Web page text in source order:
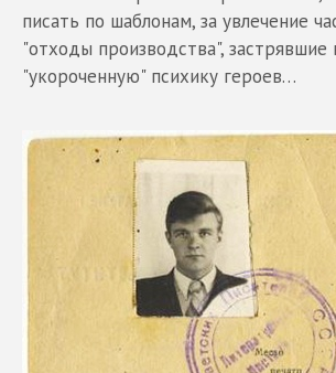
писать по шаблонам, за увлечение
"отходы производства", застрявшие
"укороченную" психику героев…